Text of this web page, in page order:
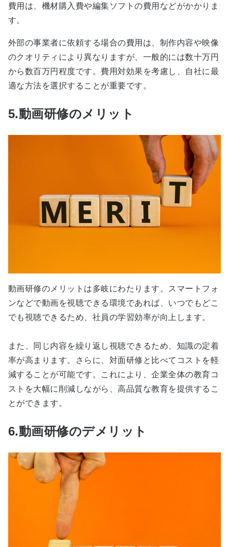
費用は、機材購入費や編集ソフトの費用などがかかりま
す。
外部の事業者に依頼する場合の費用は、制作内容や映像
のクオリティにより異なりますが、一般的には数十万円
から数百万円程度です。費用対効果を考慮し、自社に最
適な方法を選択することが重要です。
5.動画研修のメリット
動画研修のメリットは多岐にわたります。スマートフォ
ンなどで動画を視聴できる環境であれば、いつでもどこ
でも視聴できるため、社員の学習効率が向上します。
また、同じ内容を繰り返し視聴できるため、知識の定着
率が高まります。さらに、対面研修と比べてコストを軽
減することが可能です。これにより、企業全体の教育コ
ストを大幅に削減しながら、高品質な教育を提供するこ
とができます。
6.動画研修のデメリット